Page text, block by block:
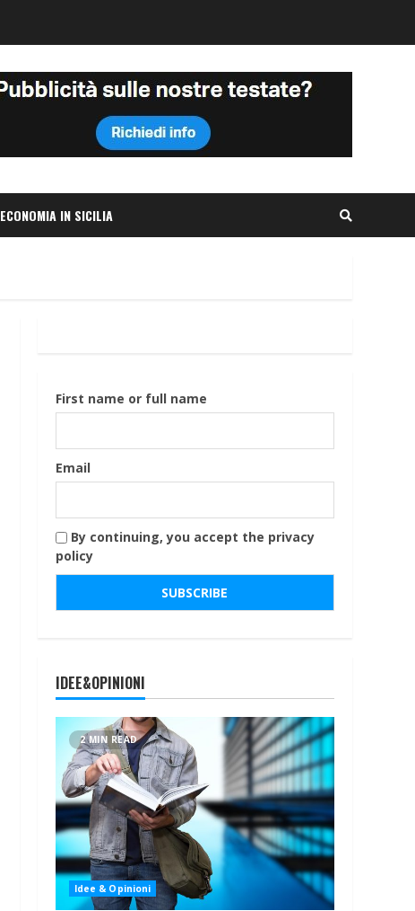
ECONOMIA IN SICILIA
First name or full name
Email
By continuing, you accept the privacy
policy
IDEE&OPINIONI
2 MIN READ
Idee & Opinioni